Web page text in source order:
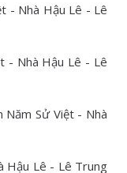
- Nhà Hậu Lê - Lê
- Nhà Hậu Lê - Lê
Năm Sử Việt - Nhà
Hậu Lê - Lê Trung